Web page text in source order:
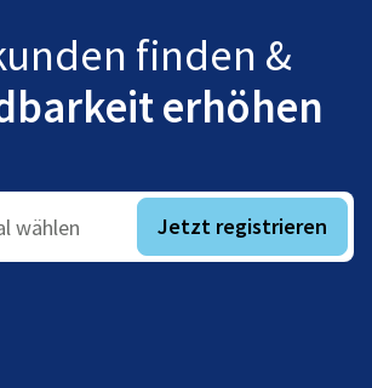
finden &
erhöhen
wählen Jetzt registrieren